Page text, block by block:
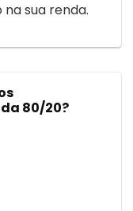
sua renda.
80/20?